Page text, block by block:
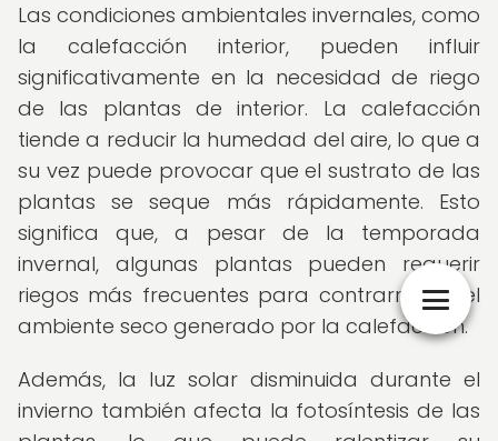
Las condiciones ambientales invernales, como
la calefacción interior, pueden influir
significativamente en la necesidad de riego
de las plantas de interior. La calefacción
tiende a reducir la humedad del aire, lo que a
su vez puede provocar que el sustrato de las
plantas se seque más rápidamente. Esto
significa que, a pesar de la temporada
invernal, algunas plantas pueden requerir
riegos más frecuentes para contrarrestar el
ambiente seco generado por la calefacción.
Además, la luz solar disminuida durante el
invierno también afecta la fotosíntesis de las